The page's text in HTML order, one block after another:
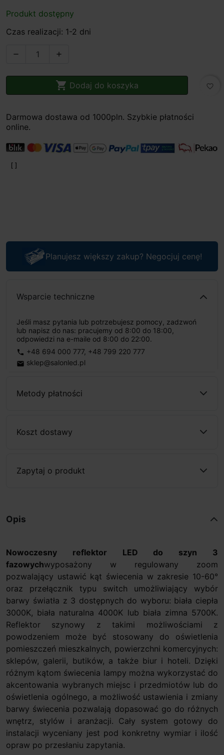
Produkt dostępny
Czas realizacji: 1-2 dni
 
 Dodaj do koszyka favorite_border
Darmowa dostawa od 1000pln. Szybkie płatności
online.
Planujesz większy zakup? Negocjuj cenę!
Wsparcie techniczne
Jeśli masz pytania lub potrzebujesz pomocy, zadzwoń
lub napisz do nas: pracujemy od 8:00 do 18:00,
odpowiedzi na e-maile od 8:00 do 22:00.
phone +48 694 000 777, +48 799 220 777
email sklep@salonled.pl
Metody płatności
Koszt dostawy
Zapytaj o produkt
Opis
Nowoczesny reflektor LED do szyn 3
fazowychwyposażony w regulowany zoom
pozwalający ustawić kąt świecenia w zakresie 10-60°
oraz przełącznik typu switch umożliwiający wybór
barwy światła z 3 dostępnych do wyboru: biała ciepła
3000K, biała naturalna 4000K lub biała zimna 5700K.
Reflektor szynowy z takimi możliwościami z
powodzeniem może być stosowany do oświetlenia
pomieszczeń mieszkalnych, powierzchni komercyjnych:
sklepów, galerii, butików, a także biur i hoteli. Dzięki
różnym kątom świecenia lampy można wykorzystać do
akcentowania wybranych miejsc i przedmiotów lub do
oświetlenia ogólnego, a możliwość ustawienia i zmiany
barwy świecenia pozwalają dopasować go do różnych
wnętrz, stylów i aranżacji. Cały system gotowy do
instalacji wyceniany jest pod konkretny wymiar i ilość
opraw po przesłaniu zapytania.